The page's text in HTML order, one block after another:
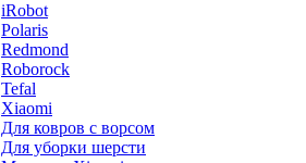
iRobot
Polaris
Redmond
Roborock
Tefal
Xiaomi
Для ковров с ворсом
Для уборки шерсти